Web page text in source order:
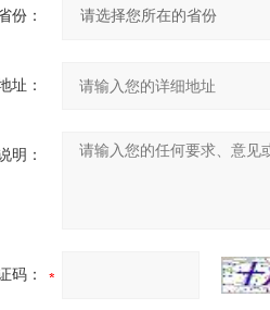
份：
址：
明：
码：